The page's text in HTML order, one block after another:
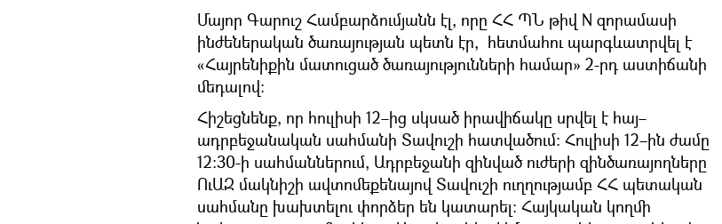
Մայոր Գարուշ Համբարձումյանն էլ, որը ՀՀ ՊՆ թիվ N զորամասի
ինժեներական ծառայության պետն էր, հետմահու պարգևատրվել է
«Հայրենիքին մատուցած ծառայությունների համար» 2-րդ աստիճանի
մեդալով:
Հիշեցնենք, որ հուլիսի 12–ից սկսած իրավիճակը սրվել է հայ–
ադրբեջանական սահմանի Տավուշի հատվածում։ Հուլիսի 12–ին ժամը
12:30-ի սահմաններում, Ադրբեջանի զինված ուժերի զինծառայողները
ՈւԱԶ մակնիշի ավտոմեքենայով Տավուշի ուղղությամբ ՀՀ պետական
սահմանը խախտելու փորձեր են կատարել: Հայկական կողմի